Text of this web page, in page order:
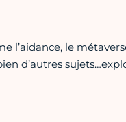
l’aidance, le
d’autres